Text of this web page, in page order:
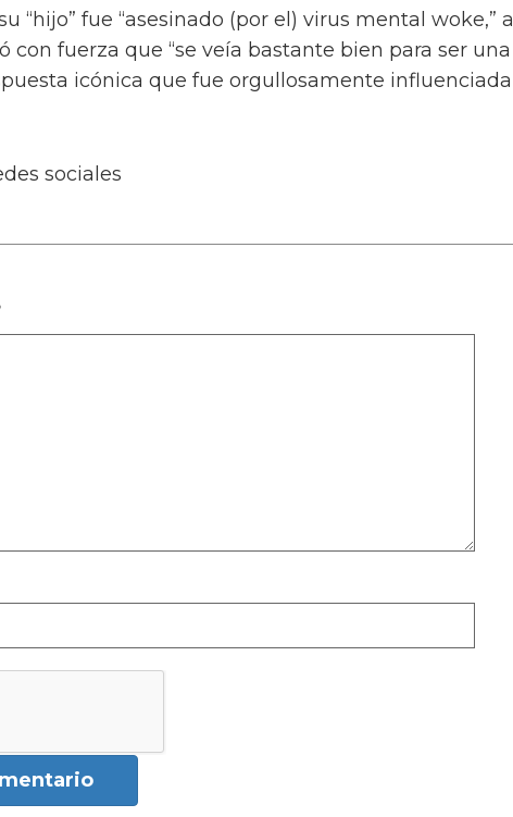
“hijo” fue “asesinado (por el) virus mental woke,” a
con fuerza que “se veía bastante bien para ser una
icónica que fue orgullosamente influenciada
sociales